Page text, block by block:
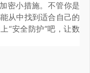
密小措施。不管你是
从中找到适合自己的
“安全防护”吧，让数